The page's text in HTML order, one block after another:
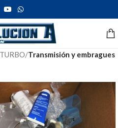
Transmisión y embragues